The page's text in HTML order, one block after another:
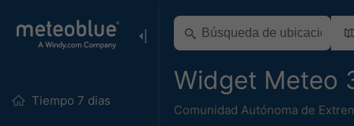
Tiempo 7 dias
Widget Meteo
Comunidad Autónoma de